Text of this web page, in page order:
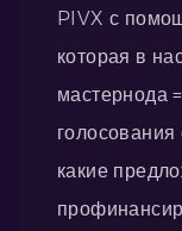
PIVX с
которая в
мастернода
какие